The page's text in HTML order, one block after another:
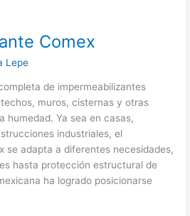
Comex
Lepe
de impermeabilizantes
muros, cisternas y otras
humedad. Ya sea en casas,
industriales, el
se adapta a diferentes necesidades,
hasta protección estructural de
ha logrado posicionarse